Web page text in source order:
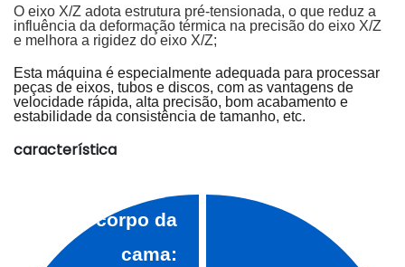
O eixo X/Z adota estrutura pré-tensionada, o que reduz a
influência da deformação térmica na precisão do eixo X/Z
e melhora a rigidez do eixo X/Z;
Esta máquina é especialmente adequada para processar
peças de eixos, tubos e discos, com as vantagens de
velocidade rápida, alta precisão, bom acabamento e
estabilidade da consistência de tamanho, etc.
característica
máx.
Diâmetro
corpo da
cama: